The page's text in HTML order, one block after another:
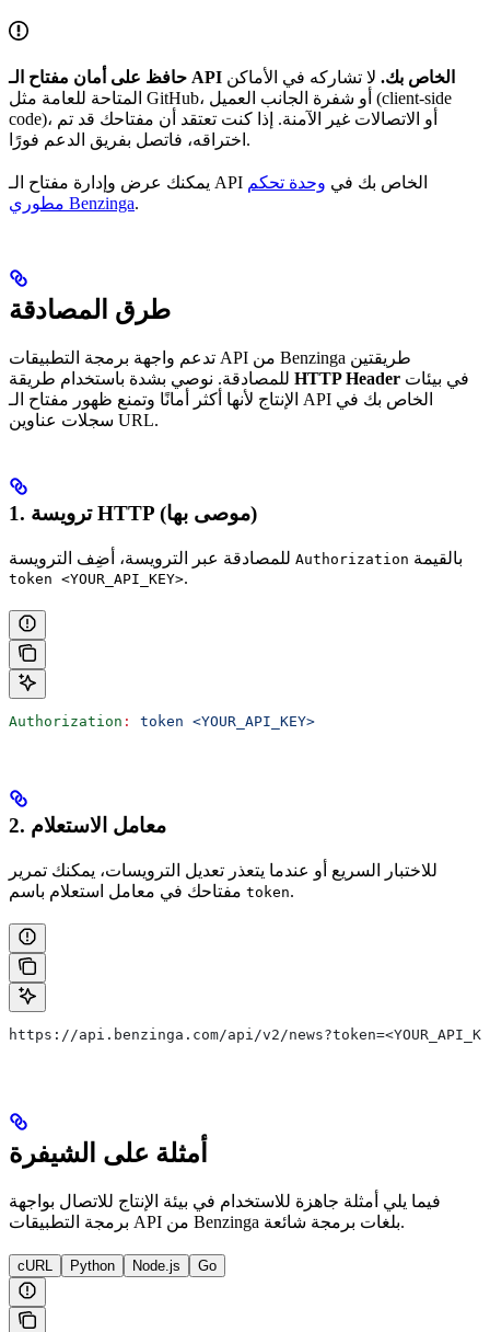
حافظ على أمان مفتاح الـ API الخاص بك. لا تشاركه في الأماكن
المتاحة للعامة مثل GitHub، أو شفرة الجانب العميل (client-side
code)، أو الاتصالات غير الآمنة. إذا كنت تعتقد أن مفتاحك قد تم
اختراقه، فاتصل بفريق الدعم فورًا.
يمكنك عرض وإدارة مفتاح الـ API الخاص بك في وحدة تحكم
مطوري Benzinga.
طرق المصادقة
تدعم واجهة برمجة التطبيقات API من Benzinga طريقتين
HTTP Header
الإنتاج لأنها أكثر أمانًا وتمنع ظهور مفتاح الـ API الخاص بك في
سجلات عناوين URL.
1. ترويسة HTTP (موصى بها)
Authorization بالقيمة
token <YOUR_API_KEY>.
Authorization : token <YOUR_API_KEY>
2. معامل الاستعلام
للاختبار السريع أو عندما يتعذر تعديل الترويسات، يمكنك تمرير
token.
https://api.benzinga.com/api/v2/
أمثلة على الشيفرة
فيما يلي أمثلة جاهزة للاستخدام في بيئة الإنتاج للاتصال بواجهة
برمجة التطبيقات API من Benzinga بلغات برمجة شائعة.
cURL Python Node.js Go